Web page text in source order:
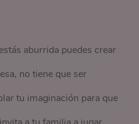
aburrida puedes crear
no tiene que ser
tu imaginación para que